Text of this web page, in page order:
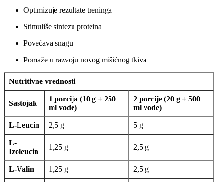
Optimizuje rezultate treninga
Stimuliše sintezu proteina
Povećava snagu
Pomaže u razvoju novog mišićnog tkiva
Nutritivne vrednosti
Sastojak
1 porcija (10 g + 250
ml vode)
2 porcije (20 g + 500
ml vode)
L-Leucin 2,5 g 5 g
L-
Izoleucin
1,25 g 2,5 g
L-Valin 1,25 g 2,5 g